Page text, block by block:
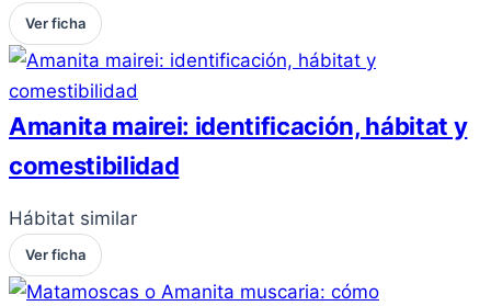
Ver ficha
Amanita mairei: identificación, hábitat y
comestibilidad
Hábitat similar
Ver ficha